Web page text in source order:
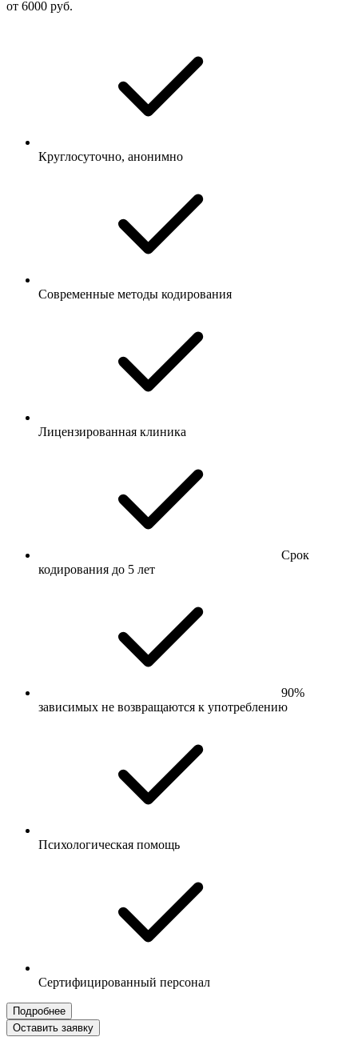
от 6000 руб.
Круглосуточно, анонимно
Современные методы кодирования
Лицензированная клиника
Срок
кодирования до 5 лет
90%
зависимых не возвращаются к употреблению
Психологическая помощь
Сертифицированный персонал
Подробнее
Оставить заявку